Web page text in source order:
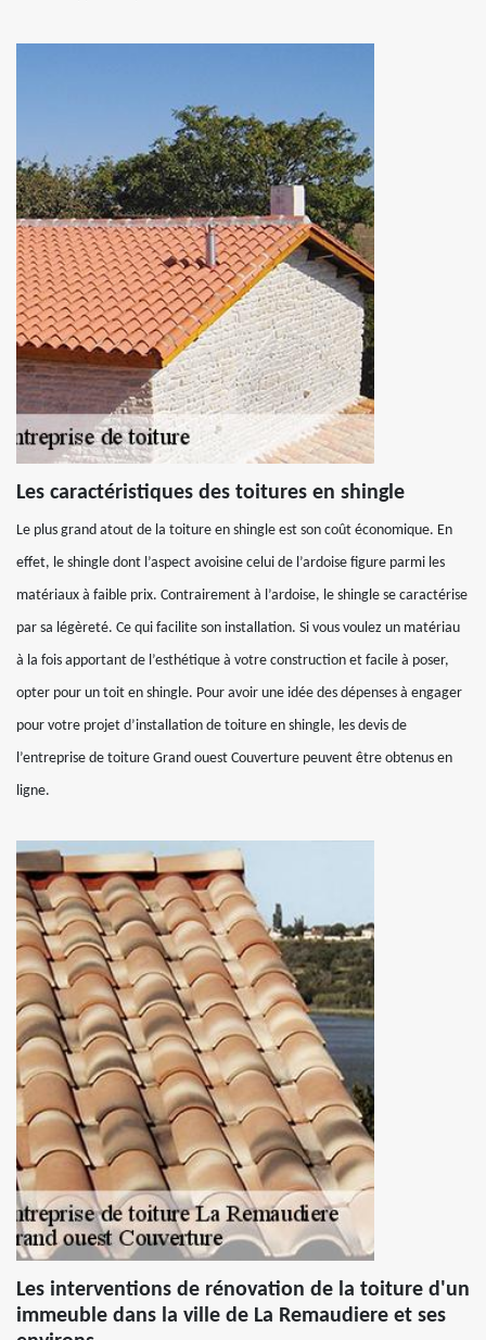
Les caractéristiques des toitures en shingle
Le plus grand atout de la toiture en shingle est son coût économique. En
effet, le shingle dont l’aspect avoisine celui de l’ardoise figure parmi les
matériaux à faible prix. Contrairement à l’ardoise, le shingle se caractérise
par sa légèreté. Ce qui facilite son installation. Si vous voulez un matériau
à la fois apportant de l’esthétique à votre construction et facile à poser,
opter pour un toit en shingle. Pour avoir une idée des dépenses à engager
pour votre projet d’installation de toiture en shingle, les devis de
l’entreprise de toiture Grand ouest Couverture peuvent être obtenus en
ligne.
Les interventions de rénovation de la toiture d'un
immeuble dans la ville de La Remaudiere et ses